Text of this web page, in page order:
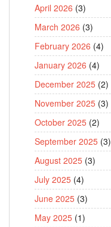
April 2026 (3)
March 2026 (3)
February 2026 (4)
January 2026 (4)
December 2025 (2)
November 2025 (3)
October 2025 (2)
September 2025 (3)
August 2025 (3)
July 2025 (4)
June 2025 (3)
May 2025 (1)